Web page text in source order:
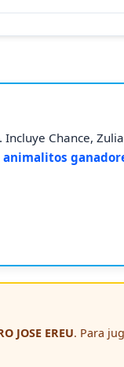
Chance,
animalitos
JOSE EREU. Para